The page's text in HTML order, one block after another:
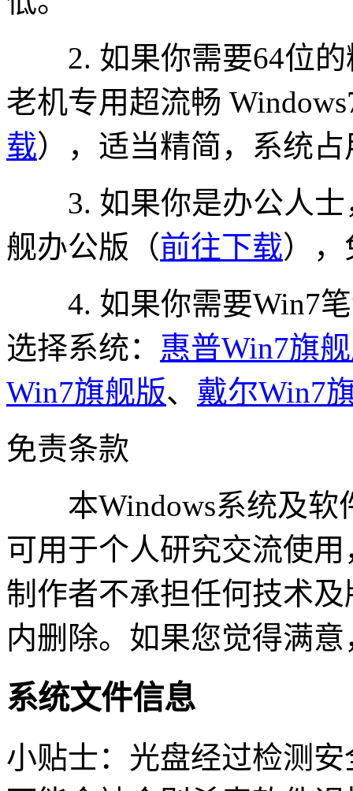
2. 如果你需要64位的
老机专用超流畅
载），适当精简，系统
3. 如果你是办公人士
舰办公版（前往下载）
4. 如果你需要Win7笔
选择系统： 惠普Win7旗
Win7旗舰版、 戴尔Win7
免责条款
本Windows系统及软
可用于个人研究交流使
制作者不承担任何技术
内删除。如果您觉得满
系统文件信息
小贴士：光盘经过检测